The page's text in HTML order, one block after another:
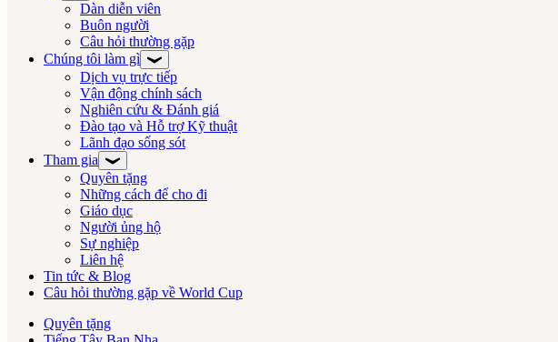
Dàn diễn viên
Buôn người
Câu hỏi thường gặp
Chúng tôi làm gì
Dịch vụ trực tiếp
Vận động chính sách
Nghiên cứu & Đánh giá
Đào tạo và Hỗ trợ Kỹ thuật
Lãnh đạo sống sót
Tham gia
Quyên tặng
Những cách để cho đi
Giáo dục
Người ủng hộ
Sự nghiệp
Liên hệ
Tin tức & Blog
Câu hỏi thường gặp về World Cup
Quyên tặng